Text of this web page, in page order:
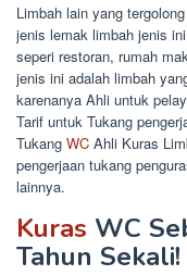
Limbah lain yang
jenis lemak limbah jenis
seperi restoran, rumah
jenis ini adalah limbah
karenanya Ahli untuk
Tarif untuk Tukang
Tukang WC Ahli Kuras
pengerjaan tukang
lainnya.
Kuras WC
Tahun Sekali!